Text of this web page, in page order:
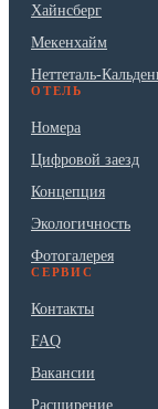
Хайнсберг
Мекенхайм
Неттеталь-
ОТЕЛЬ
Номера
Цифровой заезд
Концепция
Экологичность
Фотогалерея
СЕРВИС
Контакты
FAQ
Вакансии
Расширение